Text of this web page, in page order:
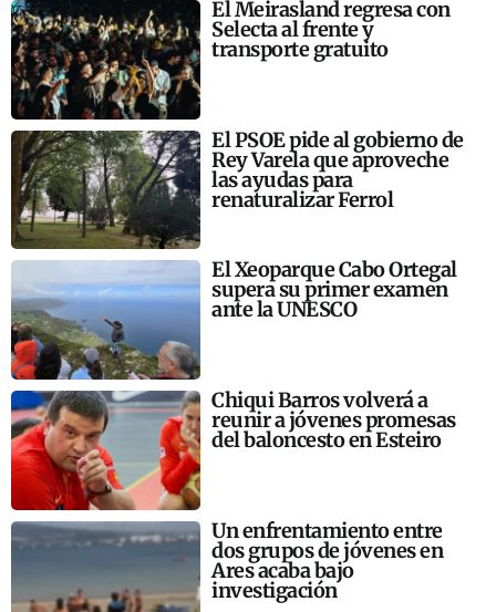
El Meirasland regresa con
Selecta al frente y
transporte gratuito
El PSOE pide al gobierno de
Rey Varela que aproveche
las ayudas para
renaturalizar Ferrol
El Xeoparque Cabo Ortegal
supera su primer examen
ante la UNESCO
Chiqui Barros volverá a
reunir a jóvenes promesas
del baloncesto en Esteiro
Un enfrentamiento entre
dos grupos de jóvenes en
Ares acaba bajo
investigación